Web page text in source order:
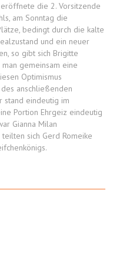
die 2. Vorsitzende
am Sonntag die
bedingt durch die kalte
und ein neuer
so gibt sich Brigitte
gemeinsam eine
Optimismus
anschließenden
stand eindeutig im
Portion Ehrgeiz eindeutig
Gianna Milan
sich Gerd Romeike